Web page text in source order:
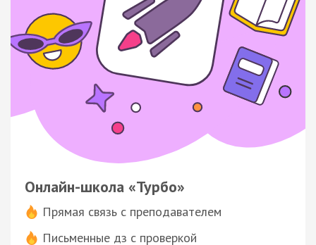
Онлайн-школа «Турбо»
Прямая связь с преподавателем
Письменные дз с проверкой